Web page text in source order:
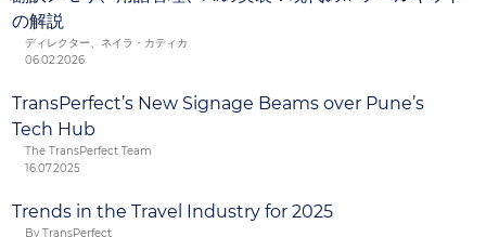
の解説
ディレクター、ネイラ・カティカ
06.02.2026
TransPerfect’s New Signage Beams over Pune’s
Tech Hub
The TransPerfect Team
16.07.2025
Trends in the Travel Industry for 2025
By TransPerfect